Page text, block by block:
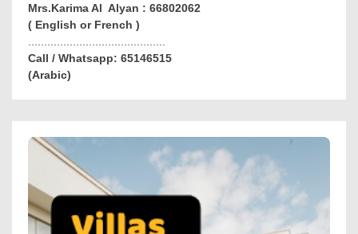
Mrs.Karima Al Alyan : 66802062
( English or French )
Call / Whatsapp: 65146515
(Arabic)